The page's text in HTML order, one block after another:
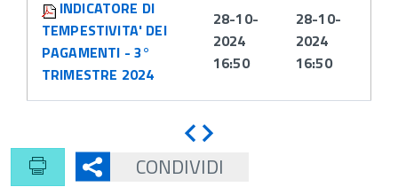
INDICATORE DI
TEMPESTIVITA' DEI
PAGAMENTI - 3°
TRIMESTRE 2024
28-10-
2024
16:50
28-10-
2024
16:50
Indietro
CONDIVIDI